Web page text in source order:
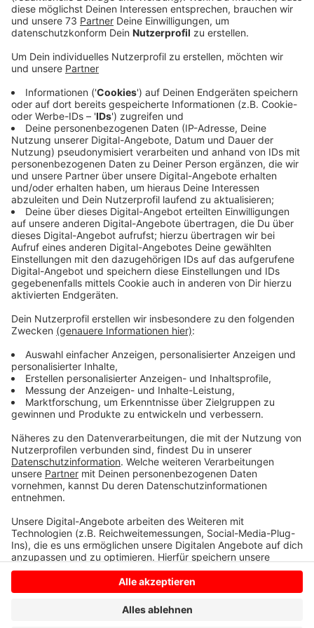
Veröffentlicht:Montag, 07.12.2020 15:23
Anzeige
Verengte Fahrbahnen und kurzzeitige
Sperrungen
Anzeige
Zwischen Reken und Dülmen müssen wir bald über
einen längeren Zeitraum mit kleineren
Verkehrsbehinderungen rechnen. Strassen NRW
bereitet das Gelände für den Lückenschluß der B67n
vor. Denn bevor die Bauarbeiten an der eigentlichen
Trasse beginnn können müssen dort Bäume und
Büsche gefällt bzw. entfernt werden. Betroffen sind
die L600, die K48, das ist die Strecke über Lette nach
Dülmen und einige Wirtschaftswege.. Die Arbeiten
beginnen Mitte des Monats und dauern voraussichtlich
bis Mitte Februar. Für die Autofahrer bedeutet das an
den entsprechenden Abschnitten eine eingeengte
Fahrbahn oder auch eine kurze Sperrung.
Anzeige